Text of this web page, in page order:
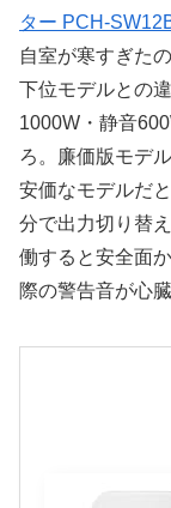
ター PCH-
自室が寒すぎた
下位モデルとの
1000W・静音
ろ。廉価版モデ
安価なモデルだ
分で出力切り替
働すると安全面
際の警告音が心